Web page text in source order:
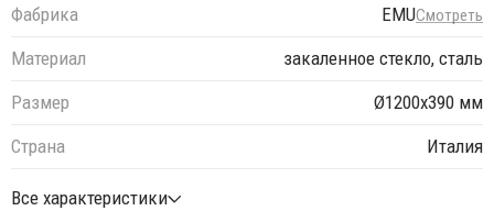
Фабрика EMUСмотреть
Материал
закаленное стекло, сталь
Размер
Ø1200х390 мм
Страна
Италия
Все характеристики